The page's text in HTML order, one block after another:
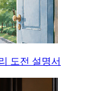
도전 설명서